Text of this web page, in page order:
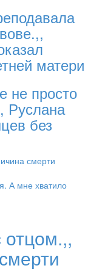
матери
не просто
Руслана
без
смерти
А мне хватило